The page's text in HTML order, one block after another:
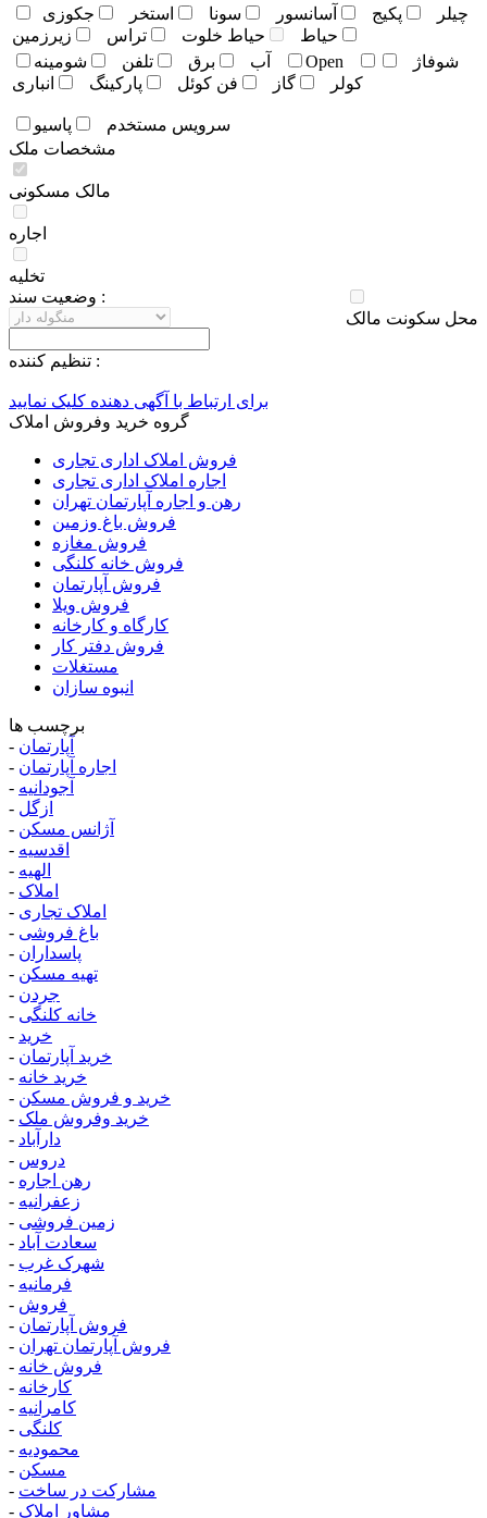
چيلر
پکيج آسانسور سونا استخر
جکوزی
حياط
حياط خلوت تراس
زيرزمين
آب
برق تلفن شومينه Open
شوفاژ
کولر
گاز فن کوئل پارکينگ انباری
سرويس مستخدم
پاسيو
مشخصات ملک
مالک مسکونی
اجاره
تخلیه
محل سکونت مالک
وضعيت سند :
تنظيم کننده :
برای ارتباط با آگهی دهنده کلیک نمایید
گروه خرید وفروش املاک
فروش املاک اداری تجاری
اجاره املاک اداری تجاری
رهن و اجاره آپارتمان تهران
فروش باغ وزمین
فروش مغازه
فروش خانه کلنگی
فروش آپارتمان
فروش ویلا
کارگاه و کارخانه
فروش دفتر کار
مستغلات
انبوه سازان
برچسب ها
- آپارتمان
- اجاره آپارتمان
- آجودانیه
- ازگل
- آژانس مسکن
- اقدسیه
- الهیه
- املاک
- املاک تجاری
- باغ فروشی
- پاسداران
- تهیه مسکن
- جردن
- خانه کلنگی
- خرید
- خرید آپارتمان
- خرید خانه
- خرید و فروش مسکن
- خرید وفروش ملک
- دارآباد
- دروس
- رهن اجاره
- زعفرانیه
- زمین فروشی
- سعادت آباد
- شهرک غرب
- فرمانیه
- فروش
- فروش آپارتمان
- فروش آپارتمان تهران
- فروش خانه
- کارخانه
- کامرانیه
- کلنگی
- محمودیه
- مسکن
- مشارکت در ساخت
- مشاور املاک